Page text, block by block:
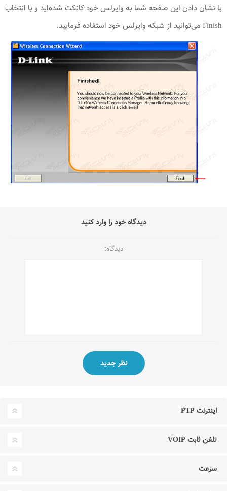
با نشان دادن این صفحه شما به وایرلس خود کانکت شده‌اید و با انتخاب
Finish می‌توانید از شبکه وایرلس خود استفاده فرمایید.
دیدگاه خود را وارد کنید
دیدگاه:
اینترنت PTP
تلفن ثابت VOIP
سرعت